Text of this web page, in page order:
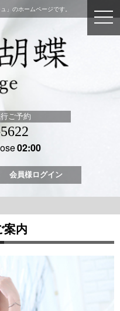
」のホームページです。
ご予約
02:00
会員様ログイン
案内